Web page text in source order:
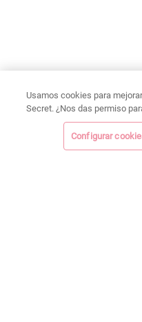
Usamos cookies para
Secret. ¿Nos das permiso
Configurar